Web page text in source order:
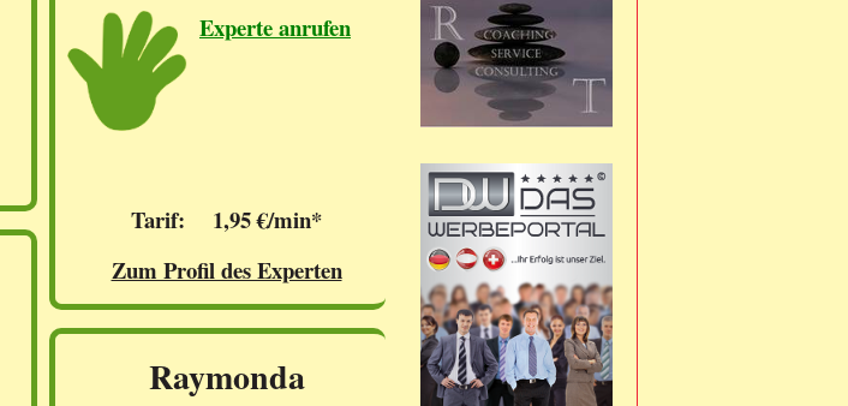
Experte anrufen
Tarif: 1,95 €/min*
Zum Profil des Experten
Raymonda